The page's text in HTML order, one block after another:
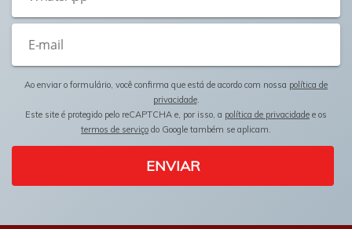
Ao enviar o formulário, você confirma que está de acordo com nossa política de
privacidade.
Este site é protegido pelo reCAPTCHA e, por isso, a política de privacidade e os
termos de serviço do Google também se aplicam.
ENVIAR